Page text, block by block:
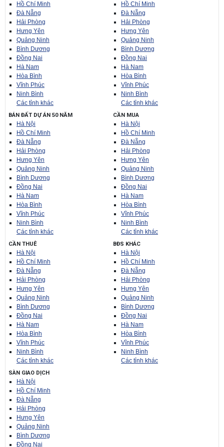
Hồ Chí Minh
Đà Nẵng
Hải Phòng
Hưng Yên
Quảng Ninh
Bình Dương
Đồng Nai
Hà Nam
Hòa Bình
Vĩnh Phúc
Ninh Bình
Các tỉnh khác
Hồ Chí Minh
Đà Nẵng
Hải Phòng
Hưng Yên
Quảng Ninh
Bình Dương
Đồng Nai
Hà Nam
Hòa Bình
Vĩnh Phúc
Ninh Bình
Các tỉnh khác
BÁN ĐẤT DỰ ÁN 50 NĂM
Hà Nội
Hồ Chí Minh
Đà Nẵng
Hải Phòng
Hưng Yên
Quảng Ninh
Bình Dương
Đồng Nai
Hà Nam
Hòa Bình
Vĩnh Phúc
Ninh Bình
Các tỉnh khác
CẦN MUA
Hà Nội
Hồ Chí Minh
Đà Nẵng
Hải Phòng
Hưng Yên
Quảng Ninh
Bình Dương
Đồng Nai
Hà Nam
Hòa Bình
Vĩnh Phúc
Ninh Bình
Các tỉnh khác
CẦN THUÊ
Hà Nội
Hồ Chí Minh
Đà Nẵng
Hải Phòng
Hưng Yên
Quảng Ninh
Bình Dương
Đồng Nai
Hà Nam
Hòa Bình
Vĩnh Phúc
Ninh Bình
Các tỉnh khác
BĐS KHÁC
Hà Nội
Hồ Chí Minh
Đà Nẵng
Hải Phòng
Hưng Yên
Quảng Ninh
Bình Dương
Đồng Nai
Hà Nam
Hòa Bình
Vĩnh Phúc
Ninh Bình
Các tỉnh khác
SÀN GIAO DỊCH
Hà Nội
Hồ Chí Minh
Đà Nẵng
Hải Phòng
Hưng Yên
Quảng Ninh
Bình Dương
Đồng Nai